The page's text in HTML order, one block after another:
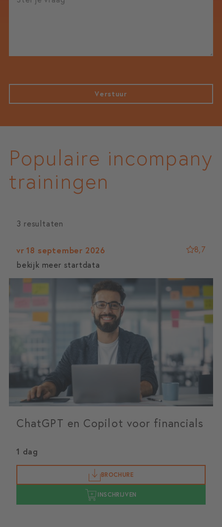
Verstuur
Populaire incompany
trainingen
3 resultaten
vr 18 september 2026
bekijk meer startdata
8,7
ChatGPT en Copilot voor financials
1 dag
BROCHURE
INSCHRIJVEN